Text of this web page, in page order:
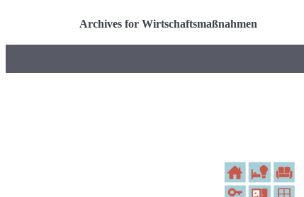
Archives for Wirtschaftsmaßnahmen